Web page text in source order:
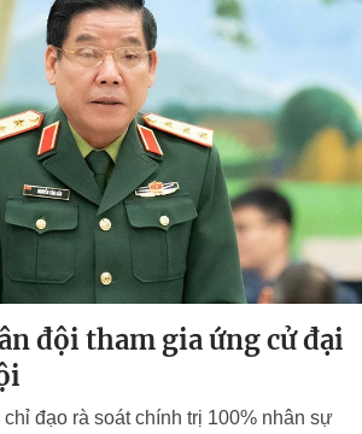
đội tham gia ứng cử đại
chỉ đạo rà soát chính trị 100% nhân sự